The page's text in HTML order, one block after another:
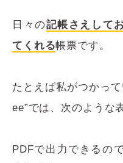
日々の記帳さえして
てくれる帳票です。
たとえば私がつかっ
ee”では、次のような
PDFで出力できるの